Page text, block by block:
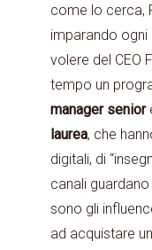
come lo cerca,
imparando ogni
volere del CEO
tempo un
manager senior
laurea, che
digitali, di
canali
sono gli
ad acquistare